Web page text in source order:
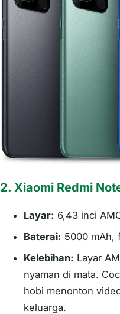
2. Xiaomi Redmi
Layar: 6,43 inci
Baterai: 5000 mAh,
Kelebihan: Layar
nyaman di mata.
hobi menonton
keluarga.